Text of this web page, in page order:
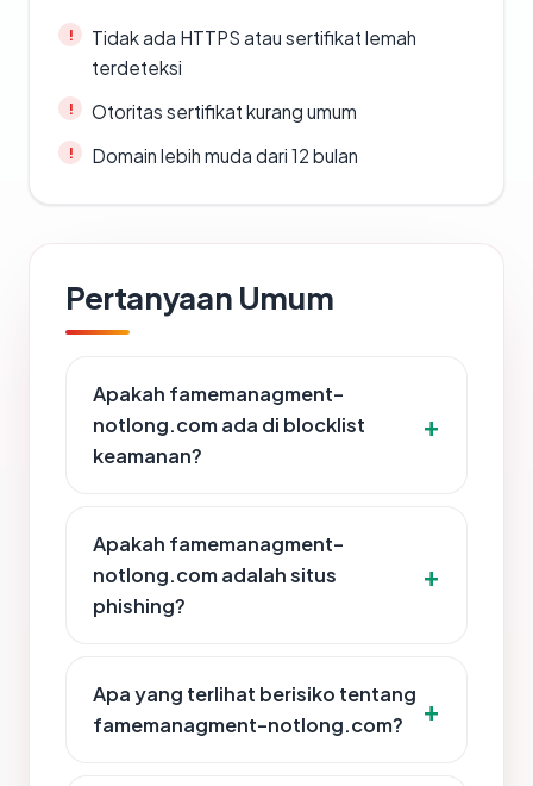
Tidak ada HTTPS atau sertifikat lemah
terdeteksi
Otoritas sertifikat kurang umum
Domain lebih muda dari 12 bulan
Pertanyaan Umum
Apakah famemanagment-
notlong.com ada di blocklist
keamanan?
Apakah famemanagment-
notlong.com adalah situs
phishing?
Apa yang terlihat berisiko tentang
famemanagment-notlong.com?